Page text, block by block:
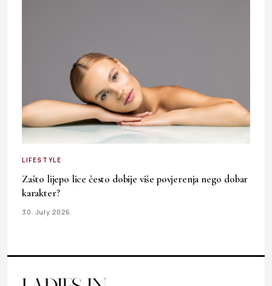
LIFESTYLE
Zašto lijepo lice često dobije više povjerenja nego dobar
karakter?
30. July 2026.